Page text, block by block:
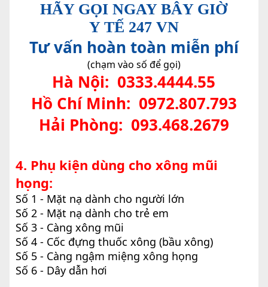
HÃY GỌI NGAY BÂY GIỜ
Y TẾ 247 VN
Tư vấn hoàn toàn miễn phí
(chạm vào số để gọi)
Hà Nội: 0333.4444.55
Hồ Chí Minh: 0972.807.793
Hải Phòng: 093.468.2679
4. Phụ kiện dùng cho xông mũi
họng:
Số 1 - Mặt nạ dành cho người lớn
Số 2 - Mặt nạ dành cho trẻ em
Số 3 - Càng xông mũi
Số 4 - Cốc đựng thuốc xông (bầu xông)
Số 5 - Càng ngậm miệng xông họng
Số 6 - Dây dẫn hơi